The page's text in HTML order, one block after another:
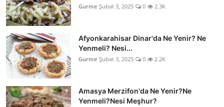
Gurme Şubat 3, 2025 0 2.3K
Afyonkarahisar Dinar'da Ne Yenir? Ne
Yenmeli? Nesi...
Gurme Şubat 3, 2025 0 2.2K
Amasya Merzifon'da Ne Yenir?Ne
Yenmeli?Nesi Meşhur?